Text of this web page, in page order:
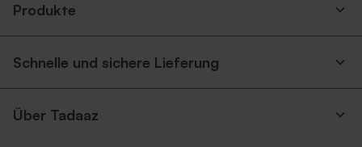
Produkte
Schnelle und sichere Lieferung
Über Tadaaz